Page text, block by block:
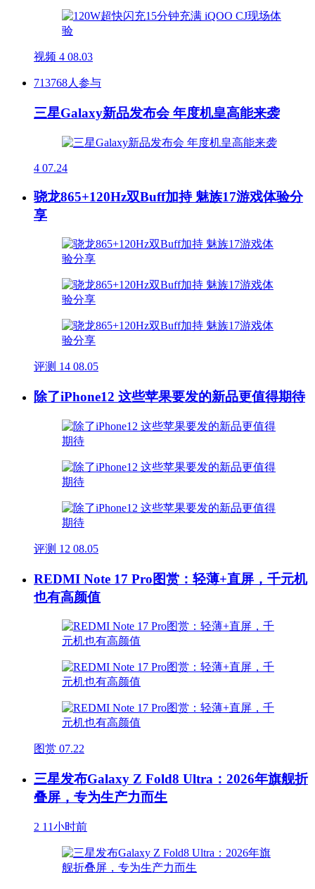
视频 4 08.03
713768人参与
三星Galaxy新品发布会 年度机皇高能来袭
4 07.24
骁龙865+120Hz双Buff加持 魅族17游戏体验分
享
评测 14 08.05
除了iPhone12 这些苹果要发的新品更值得期待
评测 12 08.05
REDMI Note 17 Pro图赏：轻薄+直屏，千元机
也有高颜值
图赏 07.22
三星发布Galaxy Z Fold8 Ultra：2026年旗舰折
叠屏，专为生产力而生
2 11小时前